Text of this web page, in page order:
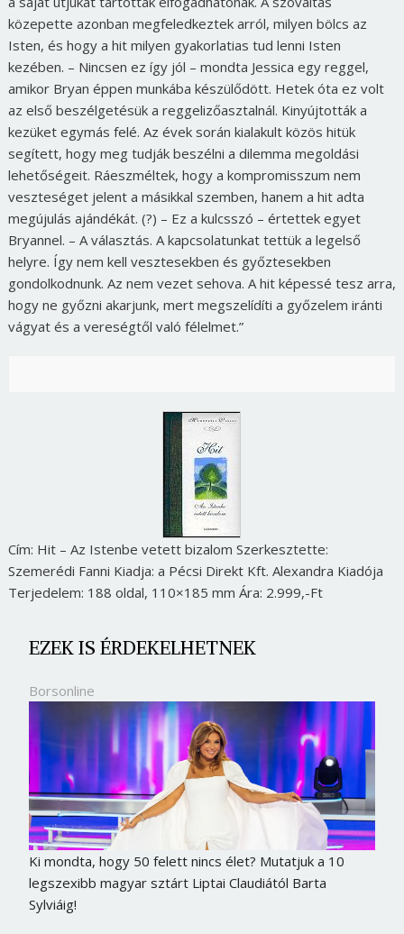
közepette azonban megfeledkeztek arról, milyen bölcs az
Isten, és hogy a hit milyen gyakorlatias tud lenni Isten
kezében. – Nincsen ez így jól – mondta Jessica egy reggel,
amikor Bryan éppen munkába készülődött. Hetek óta ez volt
az első beszélgetésük a reggelizőasztalnál. Kinyújtották a
kezüket egymás felé. Az évek során kialakult közös hitük
segített, hogy meg tudják beszélni a dilemma megoldási
lehetőségeit. Ráeszméltek, hogy a kompromisszum nem
veszteséget jelent a másikkal szemben, hanem a hit adta
megújulás ajándékát. (?) – Ez a kulcsszó – értettek egyet
Bryannel. – A választás. A kapcsolatunkat tettük a legelső
helyre. Így nem kell vesztesekben és győztesekben
gondolkodnunk. Az nem vezet sehova. A hit képessé tesz arra,
hogy ne győzni akarjunk, mert megszelídíti a győzelem iránti
vágyat és a vereségtől való félelmet.”
Cím: Hit – Az Istenbe vetett bizalom Szerkesztette:
Szemerédi Fanni Kiadja: a Pécsi Direkt Kft. Alexandra Kiadója
Terjedelem: 188 oldal, 110×185 mm Ára: 2.999,-Ft
EZEK IS ÉRDEKELHETNEK
Borsonline
Ki mondta, hogy 50 felett nincs élet? Mutatjuk a 10
legszexibb magyar sztárt Liptai Claudiától Barta
Sylviáig!